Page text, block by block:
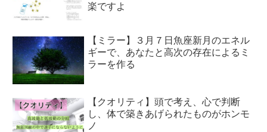
楽ですよ
【ミラー】３月７日魚座新月のエネル
ギーで、あなたと高次の存在によるミ
ラーを作る
【クオリティ】頭で考え、心で判断
し、体で築きあげられたものがホンモ
ノ